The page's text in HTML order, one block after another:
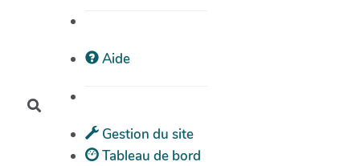
Aide
Gestion du site
Tableau de bord